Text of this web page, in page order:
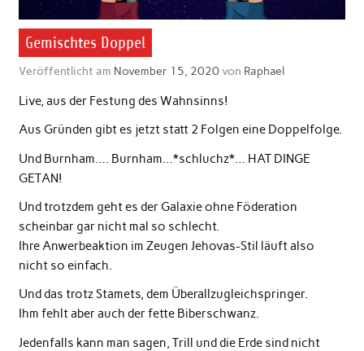
Gemischtes Doppel
Veröffentlicht am November 15, 2020von Raphael
Live, aus der Festung des Wahnsinns!
Aus Gründen gibt es jetzt statt 2 Folgen eine Doppelfolge.
Und Burnham…. Burnham…*schluchz*… HAT DINGE
GETAN!
Und trotzdem geht es der Galaxie ohne Föderation
scheinbar gar nicht mal so schlecht.
Ihre Anwerbeaktion im Zeugen Jehovas-Stil läuft also
nicht so einfach.
Und das trotz Stamets, dem Überallzugleichspringer.
Ihm fehlt aber auch der fette Biberschwanz.
Jedenfalls kann man sagen, Trill und die Erde sind nicht